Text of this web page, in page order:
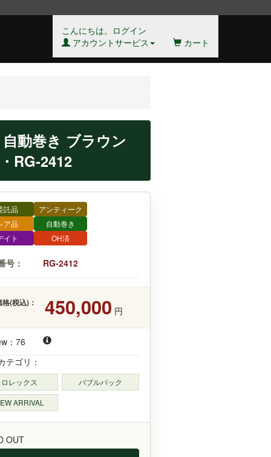
こんにちは。ログイン
アカウントサービス
カート
動巻き ブラウン
RG-2412
託品
アンティーク
ア品
自動巻き
イト
OH済
号： RG-2412
(税込)： 450,000 円
：76
テゴリ：
ロレックス
バブルバック
ARRIVAL
OUT